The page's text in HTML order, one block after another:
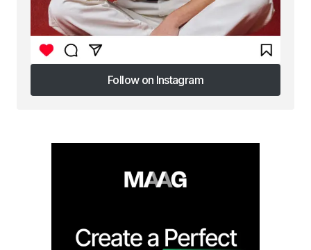
Follow on Instagram
Follow on Instagram